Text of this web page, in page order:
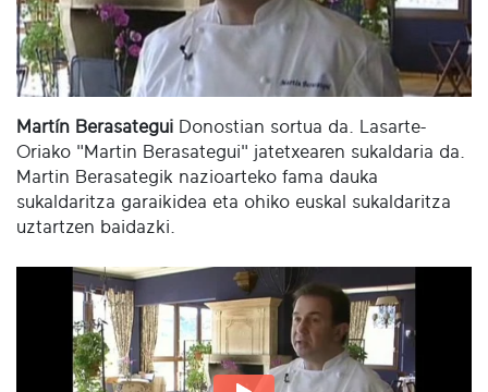
Martín Berasategui Donostian sortua da. Lasarte-
Oriako "Martin Berasategui" jatetxearen sukaldaria da.
Martin Berasategik nazioarteko fama dauka
sukaldaritza garaikidea eta ohiko euskal sukaldaritza
uztartzen baidazki.